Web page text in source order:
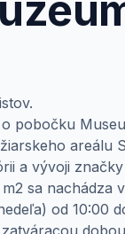
pobočku
areálu
a vývoji
sa nachádza
od 10:00